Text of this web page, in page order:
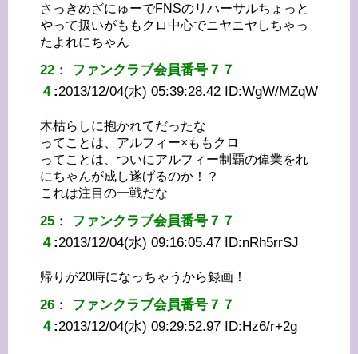
さっきめざにゅーでFNSのリハーサルちょっと
やって扱いがももクロ中心でニヤニヤしちゃっ
たよれにちゃん
22 ： ファンクラブ会員番号７７
４ :2013/12/04(水) 05:39:28.42 ID:WgW/MZqW
木枯らしに抱かれてだったな
ってことは、アルフィー×ももクロ
ってことは、ついにアルフィー制覇の偉業をれ
にちゃんが成し遂げるのか！？
これは注目の一戦だな
25 ： ファンクラブ会員番号７７
４ :2013/12/04(水) 09:16:05.47 ID:nRh5rrSJ
帰りが20時になっちゃうから録画！
26 ： ファンクラブ会員番号７７
４ :2013/12/04(水) 09:29:52.97 ID:Hz6/r+2g